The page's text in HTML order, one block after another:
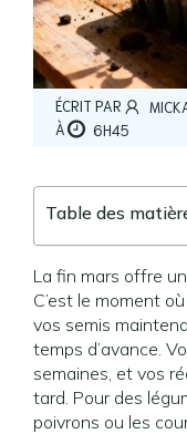
ÉCRIT PAR
À 6H45
Table des
La fin mars offre
C’est le moment
vos semis
temps d’avance.
semaines, et vos
tard. Pour des
poivrons ou les